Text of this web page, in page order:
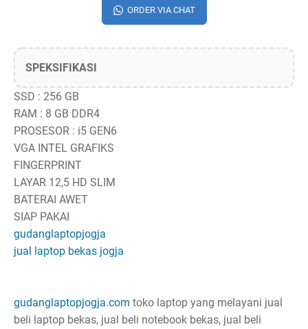
ORDER VIA CHAT
SPEKSIFIKASI
SSD : 256 GB
RAM : 8 GB DDR4
PROSESOR : i5 GEN6
VGA INTEL GRAFIKS
FINGERPRINT
LAYAR 12,5 HD SLIM
BATERAI AWET
SIAP PAKAI
gudanglaptopjogja
jual laptop bekas jogja
gudanglaptopjogja.com toko laptop yang melayani jual
beli laptop bekas, jual beli notebook bekas, jual beli